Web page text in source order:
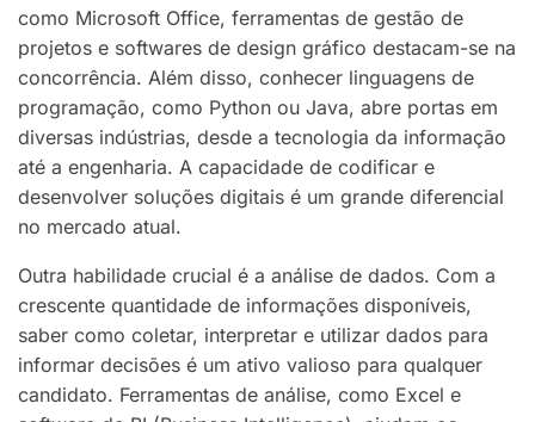
como Microsoft Office, ferramentas de gestão de
projetos e softwares de design gráfico destacam-se na
concorrência. Além disso, conhecer linguagens de
programação, como Python ou Java, abre portas em
diversas indústrias, desde a tecnologia da informação
até a engenharia. A capacidade de codificar e
desenvolver soluções digitais é um grande diferencial
no mercado atual.
Outra habilidade crucial é a análise de dados. Com a
crescente quantidade de informações disponíveis,
saber como coletar, interpretar e utilizar dados para
informar decisões é um ativo valioso para qualquer
candidato. Ferramentas de análise, como Excel e